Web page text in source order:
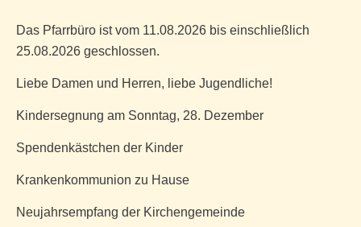
Das Pfarrbüro ist vom 11.08.2026 bis einschließlich
25.08.2026 geschlossen.
Liebe Damen und Herren, liebe Jugendliche!
Kindersegnung am Sonntag, 28. Dezember
Spendenkästchen der Kinder
Krankenkommunion zu Hause
Neujahrsempfang der Kirchengemeinde